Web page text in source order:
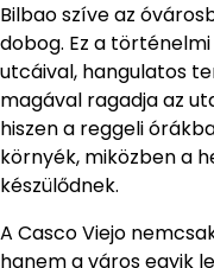
Bilbao szíve az
dobog. Ez a
utcáival, hangulatos
magával ragadja az
hiszen a reggeli
környék, miközben a
készülődnek.
A Casco Viejo
hanem a város egyik